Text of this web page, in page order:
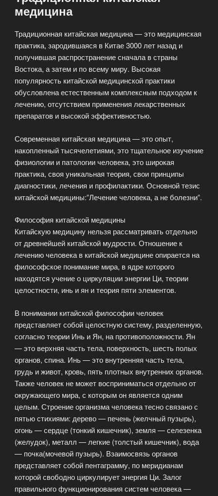
медицина
Традиционная китайская медицина — это медицинская
практика, зародившаяся в Китае 3000 лет назад и
получившая распространение сначала в страны
Востока, а затем и по всему миру. Высокая
популярность китайской медицинской практики
обусловлена естественным комплексным подходом к
лечению, отсутствием применения лекарственных
препаратов и высокой эффективностью.
Современная китайская медицина — это опыт,
накопленный тысячелетиями, это тщательное изучение
физиологии и патологии человека, это широкая
практика, своя уникальная теория, свои принципы
диагностики, лечения и профилактики. Основной тезис
китайской медицины:”Лечение человека, а не болезни”.
Философия китайской медицины
Китайскую медицину нельзя рассматривать отдельно
от древнейшей китайской мудрости. Отношение к
лечению человека в китайской медицине опирается на
философское понимание мира, в ядре которого
находятся учение о циркуляции энергии Ци, теории
целостности, инь и ян и теория пяти элементов.
В понимании китайской философии человек
представляет собой целостную систему, разделенную,
согласно теории Инь и Ян, на противоположности. Ян
— это верхняя часть тела, поверхность, шесть полых
органов, спина. Инь — это внутренняя часть тела,
грудь и живот, кровь, пять плотных внутренних органов.
Также человек не может восприниматься отдельно от
окружающего мира, с которым он является одним
целым. Строение организма человека тесно связано с
пятью стихиями: дерево — печень (желчный пузырь),
огонь — сердце (тонкий кишечник), земля — селезенка
(желудок), металл — легкие (толстый кишечник), вода
— почка(мочевой пузырь). Взаимосвязь органов
представляет собой пентаграмму, по меридианам
которой свободно циркулирует энергия Ци. Залог
правильного функционирования систем человека —